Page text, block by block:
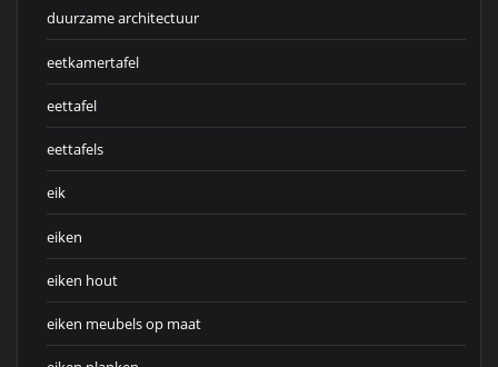
duurzame architectuur
eetkamertafel
eettafel
eettafels
eik
eiken
eiken hout
eiken meubels op maat